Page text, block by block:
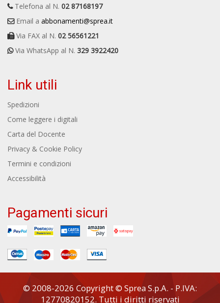
Telefona al N. 02 87168197
Email a abbonamenti@sprea.it
Via FAX al N. 02 56561221
Via WhatsApp al N. 329 3922420
Link utili
Spedizioni
Come leggere i digitali
Carta del Docente
Privacy & Cookie Policy
Termini e condizioni
Accessibilità
Pagamenti sicuri
© 2008-2026 Copyright © Sprea S.p.A. - P.IVA:
12770820152. Tutti i diritti riservati